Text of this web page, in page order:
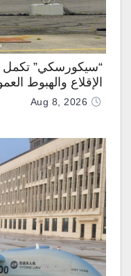
“سيكورسكي” تكمل
الإقلاع والهبوط
Aug 8, 2026